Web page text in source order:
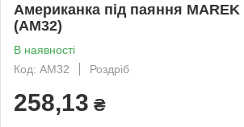
Американка під паяння
(AM32)
В наявності
Код: AM32
Роздріб
258,13 ₴